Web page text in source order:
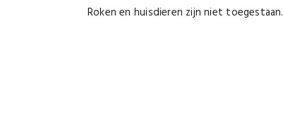
Roken en huisdieren zijn niet toegestaan.